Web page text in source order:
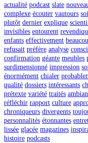
actualité podcast slate
complexe écouter vautours
plutôt dernier explique
invisibles entourent
enfants effectivement
refusait préfère analyse
confirmation géante meubles
surdimensionné impression
énormément chialer
qualité dossiers intéressants
prétexte variété traités
réfléchir rapport culture
chroniqueurs divergents
personnalités étonnantes
lissée glacée magazines
histoire podcasts